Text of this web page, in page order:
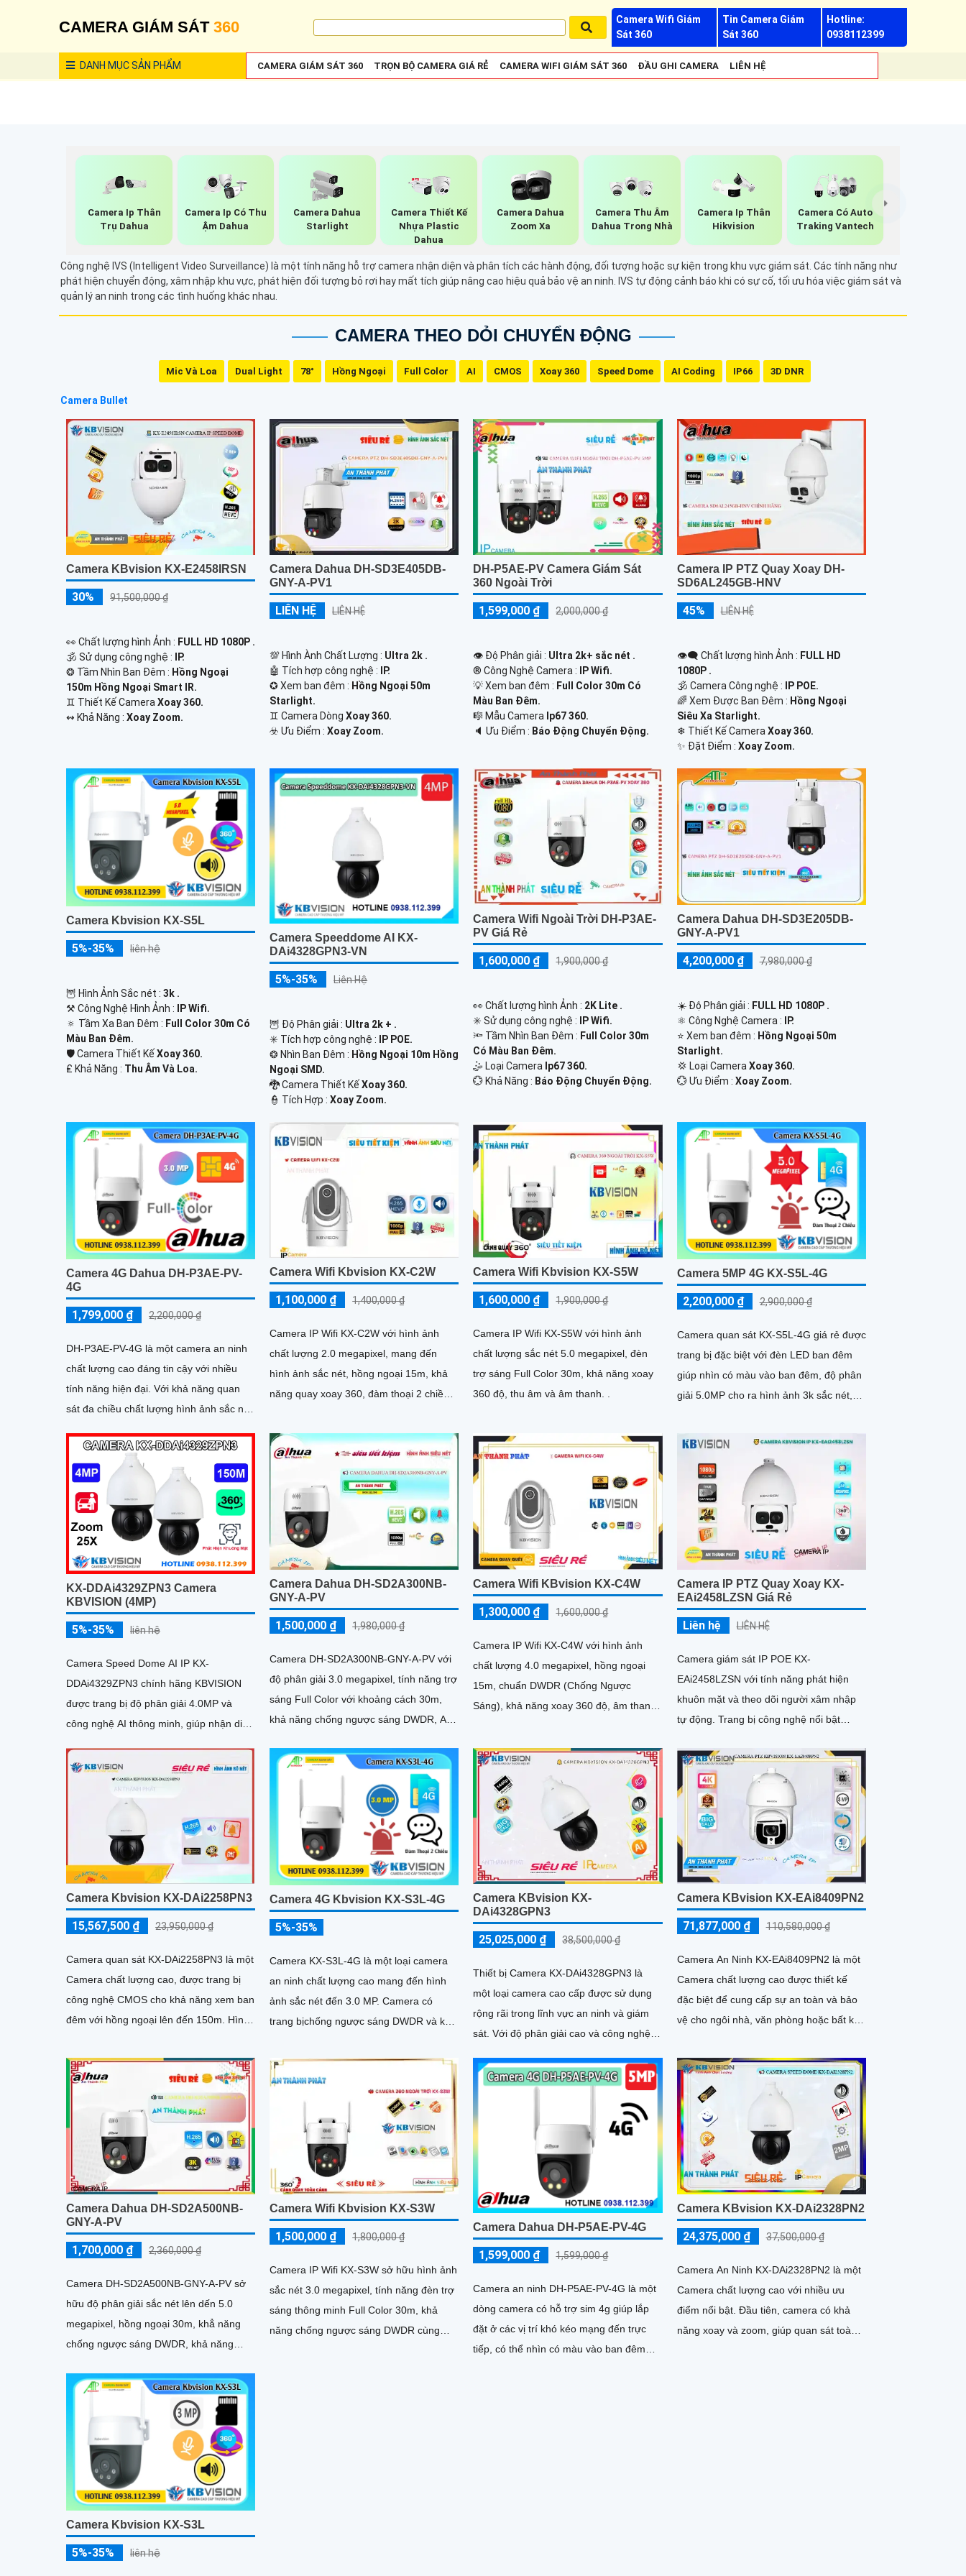
CAMERA GIÁM SÁT 360
Camera Wifi Giám
Sát 360
Tin Camera Giám
Sát 360
Hotline:
0938112399
DANH MỤCSẢN PHẨM CAMERA GIÁM SÁT 360 TRỌN BỘ CAMERA GIÁ RẺ CAMERA WIFI GIÁM SÁT 360 ĐẦU GHI CAMERA LIÊN HỆ
Camera Ip Thân
Trụ Dahua
Camera Ip Có Thu
Ậm Dahua
Camera Dahua
Starlight
Camera Thiết Kế
Nhựa Plastic
Dahua
Camera Dahua
Zoom Xa
Camera Thu Âm
Dahua Trong Nhà
Camera Ip Thân
Hikvision
Camera Có Auto
Traking Vantech
Công nghệ IVS (Intelligent Video Surveillance) là một tính năng hỗ trợ camera nhận diện và phân tích các hành động, đối tượng hoặc sự kiện trong khu vực giám sát. Các tính năng như
phát hiện chuyển động, xâm nhập khu vực, phát hiện đối tượng bỏ rơi hay mất tích giúp nâng cao hiệu quả bảo vệ an ninh. IVS tự động cảnh báo khi có sự cố, tối ưu hóa việc giám sát và
quản lý an ninh trong các tình huống khác nhau.
CAMERA THEO DỎI CHUYỂN ĐỘNG
Mic Và Loa Dual Light 78° Hồng Ngoại Full Color AI CMOS Xoay 360 Speed Dome AI Coding IP66 3D DNR
Camera Bullet
Camera KBvision KX-E2458IRSN
30% 91,500,000 ₫
️👀 Chất lượng hình Ảnh : FULL HD 1080P .
🕉️ Sử dụng công nghệ :
IP.
❂ Tầm Nhìn Ban Đêm : Hồng Ngoại
150m Hồng Ngoại Smart IR.
♊ Thiết Kế CameraXoay 360.
️↭ Khả Năng : Xoay Zoom.
Camera Dahua DH-SD3E405DB-
GNY-A-PV1
LIÊN HỆ LIÊN HỆ
💯 Hình Ành Chất Lượng : Ultra 2k .
🤖️ Tích hợp công nghệ :
IP.
✪ Xem ban đêm : Hồng Ngoại 50m
Starlight.
♊ Camera DòngXoay 360.
️☣️ Ưu Điểm :Xoay Zoom.
DH-P5AE-PV Camera Giám Sát
360 Ngoài Trời
1,599,000 ₫ 2,000,000 ₫
👁 Độ Phân giải : Ultra 2k+ sắc nét .
®️ Công Nghệ Camera :
IP Wifi.
💡 Xem ban đêm : Full Color 30m Có
Màu Ban Ðêm.
🎼️ Mẫu Camera Ip67 360.
️🔈 Ưu Điểm : Báo Động Chuyển Động.
Camera IP PTZ Quay Xoay DH-
SD6AL245GB-HNV
45% LIÊN HỆ
👁️‍🗨 Chất lượng hình Ảnh : FULL HD
1080P .
🕉️ Camera Công nghệ :
IP POE.
🌈 Xem Được Ban Đêm : Hồng Ngoại
Siêu Xa Starlight.
❄ Thiết Kế CameraXoay 360.
️✨ Đặt Điểm : Xoay Zoom.
Camera Kbvision KX-S5L
5%-35% liên hệ
🦉 Hình Ảnh Sắc nét : 3k .
⚒ Công Nghệ Hình Ảnh :
IP Wifi.
🔅 Tầm Xa Ban Đêm : Full Color 30m Có
Màu Ban Ðêm.
🛡 Camera Thiết Kế Xoay 360.
️₤ Khả Năng : Thu Âm Và Loa.
Camera Speeddome AI KX-
DAi4328GPN3-VN
5%-35% Liên Hệ
🦉 Độ Phân giải : Ultra 2k + .
✳️ Tích hợp công nghệ :
IP POE.
❂ Nhìn Ban Đêm : Hồng Ngoại 10m Hồng
Ngoại SMD.
🐉️ Camera Thiết KếXoay 360.
️👮 Tích Hợp :Xoay Zoom.
Camera Wifi Ngoài Trời DH-P3AE-
PV Giá Rẻ
1,600,000 ₫ 1,900,000 ₫
️👀 Chất lượng hình Ảnh : 2K Lite .
✳️ Sử dụng công nghệ :
IP Wifi.
🔦 Tầm Nhìn Ban Đêm : Full Color 30m
Có Màu Ban Ðêm.
🤹 Loại Camera Ip67 360.
️💮 Khả Năng : Báo Động Chuyển Động.
Camera Dahua DH-SD3E205DB-
GNY-A-PV1
4,200,000 ₫ 7,980,000 ₫
☀️ Độ Phân giải : FULL HD 1080P .
⚛️ Công Nghệ Camera :
IP.
⭐ Xem ban đêm : Hồng Ngoại 50m
Starlight.
💢 Loại Camera Xoay 360.
️💮 Ưu Điểm : Xoay Zoom.
Camera 4G Dahua DH-P3AE-PV-
4G
1,799,000 ₫ 2,200,000 ₫
DH-P3AE-PV-4G là một camera an ninh
chất lượng cao đáng tin cậy với nhiều
tính năng hiện đại. Với khả năng quan
sát đa chiều chất lượng hình ảnh sắc nét
ninh của bạn
Camera Wifi Kbvision KX-C2W
1,100,000 ₫ 1,400,000 ₫
Camera IP Wifi KX-C2W với hình ảnh
chất lượng 2.0 megapixel, mang đến
hình ảnh sắc nét, hồng ngoại 15m, khả
năng quay xoay 360, đàm thoại 2 chiều,
Camera Wifi Kbvision KX-S5W
1,600,000 ₫ 1,900,000 ₫
Camera IP Wifi KX-S5W với hình ảnh
chất lượng sắc nét 5.0 megapixel, đèn
trợ sáng Full Color 30m, khả năng xoay
360 độ, thu âm và âm thanh. .
Camera 5MP 4G KX-S5L-4G
2,200,000 ₫ 2,900,000 ₫
Camera quan sát KX-S5L-4G giá rẻ được
trang bị đặc biệt với đèn LED ban đêm
giúp nhìn có màu vào ban đêm, độ phân
giải 5.0MP cho ra hình ảnh 3k sắc nét,
thoại 2 chiều ấn tượng
KX-DDAi4329ZPN3 Camera
KBVISION (4MP)
5%-35% liên hệ
Camera Speed Dome AI IP KX-
DDAi4329ZPN3 chính hãng KBVISION
được trang bị độ phân giải 4.0MP và
công nghệ AI thông minh, giúp nhận diện
chính xác
Camera Dahua DH-SD2A300NB-
GNY-A-PV
1,500,000 ₫ 1,980,000 ₫
Camera DH-SD2A300NB-GNY-A-PV với
độ phân giải 3.0 megapixel, tính năng trợ
sáng Full Color với khoảng cách 30m,
khả năng chống ngược sáng DWDR, AI
Camera Wifi KBvision KX-C4W
1,300,000 ₫ 1,600,000 ₫
Camera IP Wifi KX-C4W với hình ảnh
chất lượng 4.0 megapixel, hồng ngoại
15m, chuẩn DWDR (Chống Ngược
Sáng), khả năng xoay 360 độ, âm thanh
Camera IP PTZ Quay Xoay KX-
EAi2458LZSN Giá Rẻ
Liên hệ LIÊN HỆ
Camera giám sát IP POE KX-
EAi2458LZSN với tính năng phát hiện
khuôn mặt và theo dõi người xâm nhập
tự động. Trang bị công nghệ nổi bật
ngoại siêu xa và Starlight cho hình ảnh
sắc nét ban đêm
Camera Kbvision KX-DAi2258PN3
15,567,500 ₫ 23,950,000 ₫
Camera quan sát KX-DAi2258PN3 là một
Camera chất lượng cao, được trang bị
công nghệ CMOS cho khả năng xem ban
đêm với hồng ngoại lên đến 150m. Hình
2.0 MP
Camera 4G Kbvision KX-S3L-4G
5%-35%
Camera KX-S3L-4G là một loại camera
an ninh chất lượng cao mang đến hình
ảnh sắc nét đến 3.0 MP. Camera có
trang bịchống ngược sáng DWDR và khả
đến 30m
Camera KBvision KX-
DAi4328GPN3
25,025,000 ₫ 38,500,000 ₫
Thiết bị Camera KX-DAi4328GPN3 là
một loại camera cao cấp được sử dụng
rộng rãi trong lĩnh vực an ninh và giám
sát. Với độ phân giải cao và công nghệ
lượng hình ảnh sắc nét và rõ ràng
Camera KBvision KX-EAi8409PN2
71,877,000 ₫ 110,580,000 ₫
Camera An Ninh KX-EAi8409PN2 là một
Camera chất lượng cao được thiết kế
đặc biệt để cung cấp sự an toàn và bảo
vệ cho ngôi nhà, văn phòng hoặc bất kỳ
Camera Dahua DH-SD2A500NB-
GNY-A-PV
1,700,000 ₫ 2,360,000 ₫
Camera DH-SD2A500NB-GNY-A-PV sở
hữu độ phân giải sắc nét lên dến 5.0
megapixel, hồng ngoại 30m, khẳ năng
chống ngược sáng DWDR, khả năng
cho camera hình ảnh chất lượng
Camera Wifi Kbvision KX-S3W
1,500,000 ₫ 1,800,000 ₫
Camera IP Wifi KX-S3W sở hữu hình ảnh
sắc nét 3.0 megapixel, tính năng đèn trợ
sáng thông minh Full Color 30m, khả
năng chống ngược sáng DWDR cùng
Camera Dahua DH-P5AE-PV-4G
1,599,000 ₫ 1,599,000 ₫
Camera an ninh DH-P5AE-PV-4G là một
dòng camera có hỗ trợ sim 4g giúp lắp
đặt ở các vị trí khó kéo mạng đến trực
tiếp, có thể nhìn có màu vào ban đêm
Camera KBvision KX-DAi2328PN2
24,375,000 ₫ 37,500,000 ₫
Camera An Ninh KX-DAi2328PN2 là một
Camera chất lượng cao với nhiều ưu
điểm nổi bật. Đầu tiên, camera có khả
năng xoay và zoom, giúp quan sát toàn
Camera Kbvision KX-S3L
5%-35% liên hệ